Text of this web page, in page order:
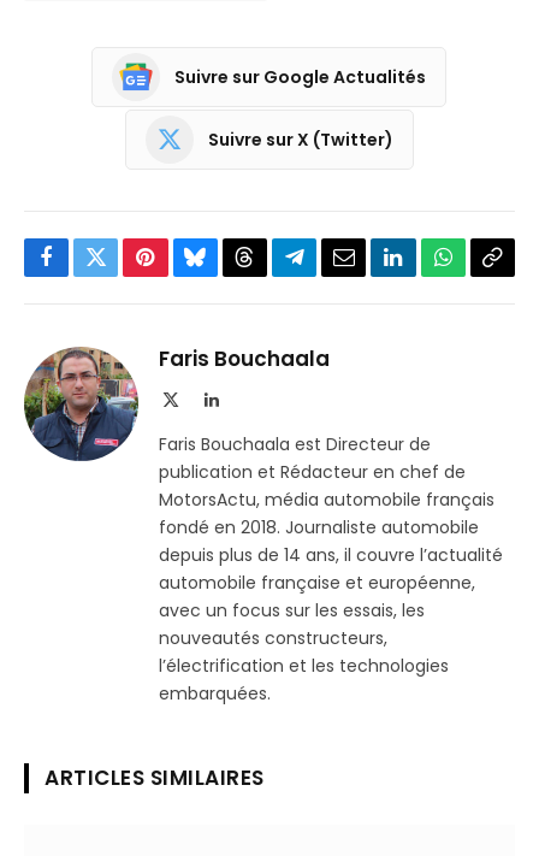
Suivre sur Google Actualités
Suivre sur X (Twitter)
Facebook
TwitterPinterestBlueskyThreadsPartager
Telegram
EmailLinkedInWhatsApp
Faris Bouchaala
LinkedIn
Faris Bouchaala est Directeur de
publication et Rédacteur en chef de
MotorsActu, média automobile français
fondé en 2018. Journaliste automobile
depuis plus de 14 ans, il couvre l’actualité
automobile française et européenne,
avec un focus sur les essais, les
nouveautés constructeurs,
l’électrification et les technologies
embarquées.
ARTICLES SIMILAIRES